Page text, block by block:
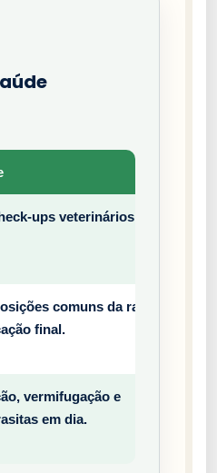
ups veterinários
comuns da raça
final.
vermifugação e
em dia.